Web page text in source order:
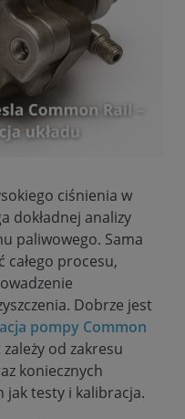
ciśnienia w
dokładnej analizy
paliwowego. Sama
procesu,
Dobrze jest
pompy Common
od zakresu
koniecznych
jak testy i kalibracja.